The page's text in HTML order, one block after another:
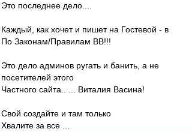
Это последнее дело....
Каждый, как хочет и пишет на Гостевой - в
По Законам/Правилам ВВ!!!
Это дело админов ругать и банить, а не
посетителей этого
Частного сайта.. ... Виталия Васина!
Свой создайте и там только
Хвалите за все ...